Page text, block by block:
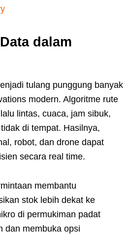
dalam
tulang punggung banyak
modern. Algoritme rute
lintas, cuaca, jam sibuk,
di tempat. Hasilnya,
robot, dan drone dapat
secara real time.
membantu
stok lebih dekat ke
di permukiman padat
dan membuka opsi